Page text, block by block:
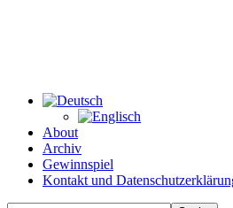
About
Archiv
Gewinnspiel
Kontakt und